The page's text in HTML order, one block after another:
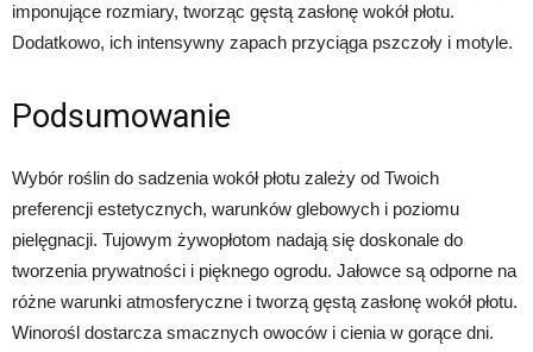
imponujące rozmiary, tworząc gęstą zasłonę wokół płotu.
Dodatkowo, ich intensywny zapach przyciąga pszczoły i motyle.
Podsumowanie
Wybór roślin do sadzenia wokół płotu zależy od Twoich
preferencji estetycznych, warunków glebowych i poziomu
pielęgnacji. Tujowym żywopłotom nadają się doskonale do
tworzenia prywatności i pięknego ogrodu. Jałowce są odporne na
różne warunki atmosferyczne i tworzą gęstą zasłonę wokół płotu.
Winorośl dostarcza smacznych owoców i cienia w gorące dni.